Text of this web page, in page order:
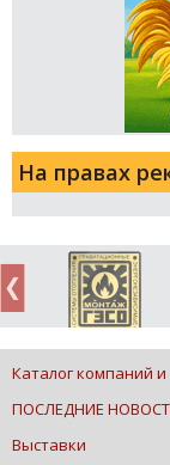
На правах
Каталог компаний
ПОСЛЕДНИЕ
Выставки